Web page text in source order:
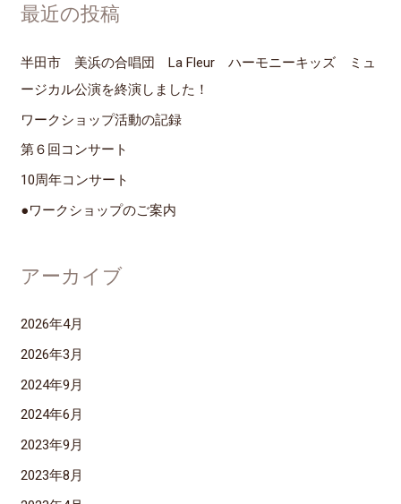
象
:
最近の投稿
半田市 美浜の合唱団 La Fleur ハーモニーキッズ ミュ
ージカル公演を終演しました！
ワークショップ活動の記録
第６回コンサート
10周年コンサート
●ワークショップのご案内
アーカイブ
2026年4月
2026年3月
2024年9月
2024年6月
2023年9月
2023年8月